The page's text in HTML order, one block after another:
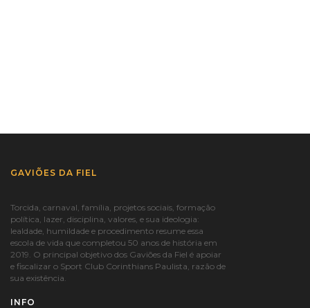
GAVIÕES DA FIEL
Torcida, carnaval, família, projetos sociais, formação
política, lazer, disciplina, valores, e sua ideologia:
lealdade, humildade e procedimento resume essa
escola de vida que completou 50 anos de história em
2019. O principal objetivo dos Gaviões da Fiel é apoiar
e fiscalizar o Sport Club Corinthians Paulista, razão de
sua existência.
INFO